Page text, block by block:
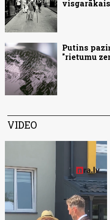
Putins
"rietumu
VIDEO